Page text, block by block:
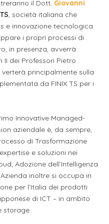
il Dott. Giovanni
, società italiana che
e innovazione tecnologica
i propri processi di
in presenza, avverrà
II dei Professori Pietro
principalmente sulla
da FINIX TS per i
Innovative Managed-
aziendale è, da sempre,
di Trasformazione
e soluzioni nei
Adozione dell’Intelligenza
inoltre si occupa in
per l’Italia dei prodotti
di ICT – in ambito
storage.